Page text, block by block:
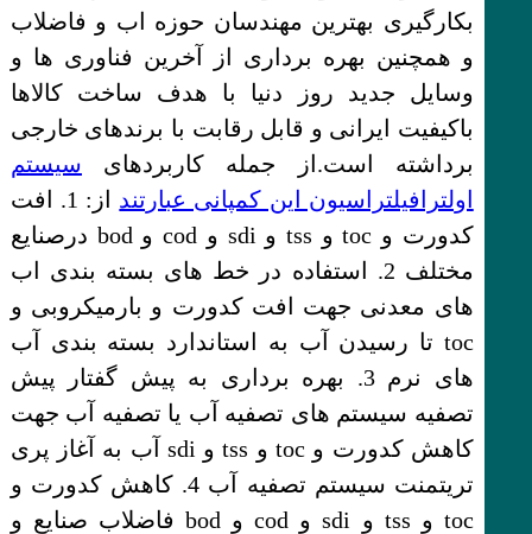
بکارگیری بهترین مهندسان حوزه اب و فاضلاب
و همچنین بهره برداری از آخرین فناوری ها و
وسایل جدید روز دنیا با هدف ساخت کالاها
باکیفیت ایرانی و قابل رقابت با برندهای خارجی
برداشته است.از جمله کاربردهای سیستم
اولترافیلتراسیون این کمپانی عبارتند
از: 1. افت
کدورت و toc و tss و sdi و cod و bod درصنایع
مختلف 2. استفاده در خط های بسته بندی اب
های معدنی جهت افت کدورت و بارمیکروبی و
toc تا رسیدن آب به استاندارد بسته بندی آب
های نرم 3. بهره برداری به پیش گفتار پیش
تصفیه سیستم های تصفیه آب یا تصفیه آب جهت
کاهش کدورت و toc و tss و sdi آب به آغاز پری
تریتمنت سیستم تصفیه آب 4. کاهش کدورت و
toc و tss و sdi و cod و bod فاضلاب صنایع و